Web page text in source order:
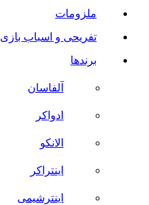
ملزومات
تفریحی و اسباب بازی
برندها
آلفاسان
ادواکر
الانکو
اینتراکر
اینترشیمی